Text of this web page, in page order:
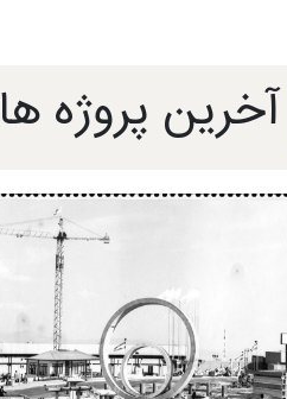
آخرین پروژه ها